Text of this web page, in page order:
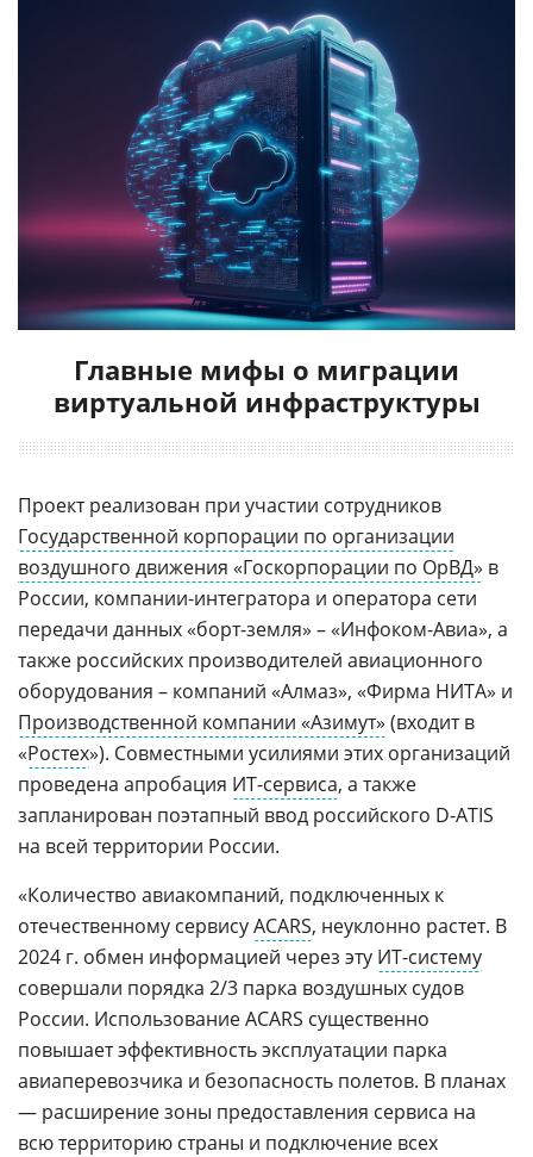
Главные мифы о миграции
виртуальной инфраструктуры
Проект реализован при участии сотрудников
Государственной корпорации по организации
воздушного движения «Госкорпорации по ОрВД» в
России, компании-интегратора и оператора сети
передачи данных «борт-земля» – «Инфоком-Авиа», а
также российских производителей авиационного
оборудования – компаний «Алмаз», «Фирма НИТА» и
Производственной компании «Азимут» (входит в
«Ростех»). Совместными усилиями этих организаций
проведена апробация ИТ-сервиса, а также
запланирован поэтапный ввод российского D-ATIS
на всей территории России.
«Количество авиакомпаний, подключенных к
отечественному сервисуACARS, неуклонно растет. В
2024 г. обмен информацией через эту ИТ-систему
совершали порядка 2/3 парка воздушных судов
России. Использование ACARS существенно
повышает эффективность эксплуатации парка
авиаперевозчика и безопасность полетов. В планах
— расширение зоны предоставления сервиса на
всю территорию страны и подключение всех